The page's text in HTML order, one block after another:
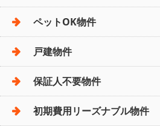
ペットOK物件
戸建物件
保証人不要物件
初期費用リーズナブル物件